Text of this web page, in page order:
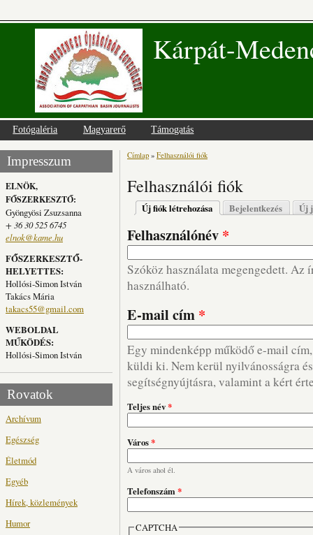
Kárpát-
Fotógaléria Magyarerő Támogatás
Impresszum
ELNÖK,
FŐSZERKESZTŐ:
Gyöngyösi Zsuzsanna
+ 36 30 525 6745
elnok@kame.hu
FŐSZERKESZTŐ-
HELYETTES:
Hollósi-Simon István
Takács Mária
takacs55@gmail.com
WEBOLDAL
MŰKÖDÉS:
Hollósi-Simon István
Rovatok
Archívum
Egészség
Életmód
Egyéb
Hírek, közlemények
Humor
Jelenlegi hely
Címlap » Felhasználói fiók
Felhasználói fiók
Elsődleges fülek
Új fiók létrehozása (aktív fül)
Bejelentkezés Új
Felhasználónév *
Szóköz használata megengedett. Az
használható.
E-mail cím *
Egy mindenképp működő e-mail
küldi ki. Nem kerül nyilvánosságra
segítségnyújtásra, valamint a kért
Teljes név*
Város*
A város ahol él.
Telefonszám*
CAPTCHA